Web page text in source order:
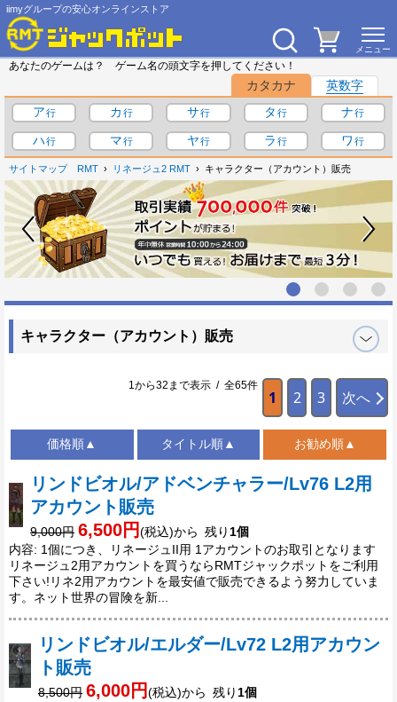
iimyグループの安心オンラインストア
あなたのゲームは？ ゲーム名の頭文字を押してください！
カタカナ
英数字
ア
カ サ タ
ナ
ハ
マ ヤ ラ ワ
サイトマップ RMT リネージュ2 RMT キャラクター（アカウント）販売
キャラクター（アカウント）販売
1から32まで表示 / 全65件
1 2 3 次へ
価格順▲ タイトル順▲ お勧め順▲
リンドビオル/アドベンチャラー/Lv76 L2用
アカウント販売
9,000円 6,500円(税込)から 残り 1個
内容: 1個につき、リネージュII用 1アカウントのお取引となります
リネージュ2用アカウントを買うならRMTジャックポットをご利用
下さい!リネ2用アカウントを最安値で販売できるよう努力していま
す。ネット世界の冒険を新...
リンドビオル/エルダー/Lv72 L2用アカウン
ト販売
8,500円 6,000円(税込)から 残り 1個